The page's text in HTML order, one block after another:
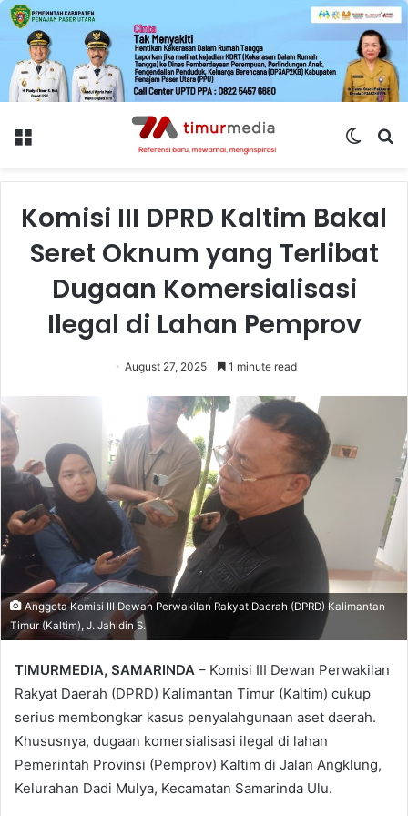
Menu
Switch
Komisi III DPRD Kaltim Bakal
Seret Oknum yang Terlibat
Dugaan Komersialisasi
Ilegal di Lahan Pemprov
August 27, 2025 1 minute read
Anggota Komisi III Dewan Perwakilan Rakyat Daerah (DPRD) Kalimantan
Timur (Kaltim), J. Jahidin S.
TIMURMEDIA, SAMARINDA – Komisi III Dewan Perwakilan
Rakyat Daerah (DPRD) Kalimantan Timur (Kaltim) cukup
serius membongkar kasus penyalahgunaan aset daerah.
Khususnya, dugaan komersialisasi ilegal di lahan
Pemerintah Provinsi (Pemprov) Kaltim di Jalan Angklung,
Kelurahan Dadi Mulya, Kecamatan Samarinda Ulu.